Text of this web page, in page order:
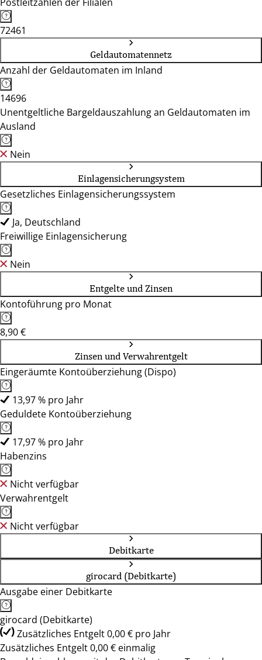
72461
Geldautomatennetz
Anzahl der Geldautomaten im Inland
14696
Unentgeltliche Bargeldauszahlung an Geldautomaten im
Ausland
Nein
Einlagensicherungsystem
Gesetzliches Einlagensicherungssystem
Ja, Deutschland
Freiwillige Einlagensicherung
Nein
Entgelte und Zinsen
Kontoführung pro Monat
8,90 €
Zinsen und Verwahrentgelt
Eingeräumte Kontoüberziehung (Dispo)
13,97 % pro Jahr
Geduldete Kontoüberziehung
17,97 % pro Jahr
Habenzins
Nicht verfügbar
Verwahrentgelt
Nicht verfügbar
Debitkarte
girocard (Debitkarte)
Ausgabe einer Debitkarte
girocard (Debitkarte)
Zusätzliches Entgelt 0,00 € pro Jahr
Zusätzliches Entgelt 0,00 € einmalig